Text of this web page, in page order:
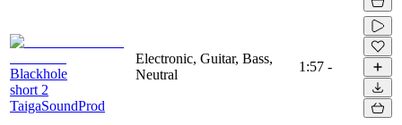
Blackhole
short 2
TaigaSoundProd
Electronic, Guitar, Bass,
Neutral
1:57 -